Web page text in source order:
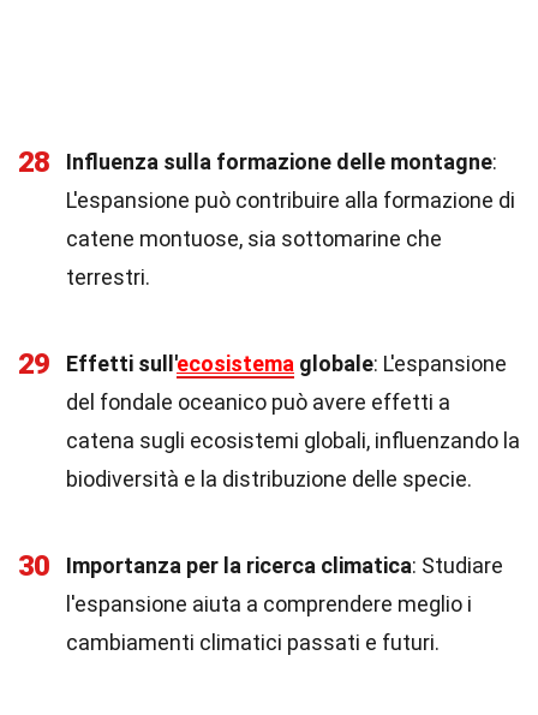
28 Influenza sulla formazione delle montagne:
L'espansione può contribuire alla formazione di
catene montuose, sia sottomarine che
terrestri.
29 Effetti sull'ecosistema globale: L'espansione
del fondale oceanico può avere effetti a
catena sugli ecosistemi globali, influenzando la
biodiversità e la distribuzione delle specie.
30 Importanza per la ricerca climatica: Studiare
l'espansione aiuta a comprendere meglio i
cambiamenti climatici passati e futuri.